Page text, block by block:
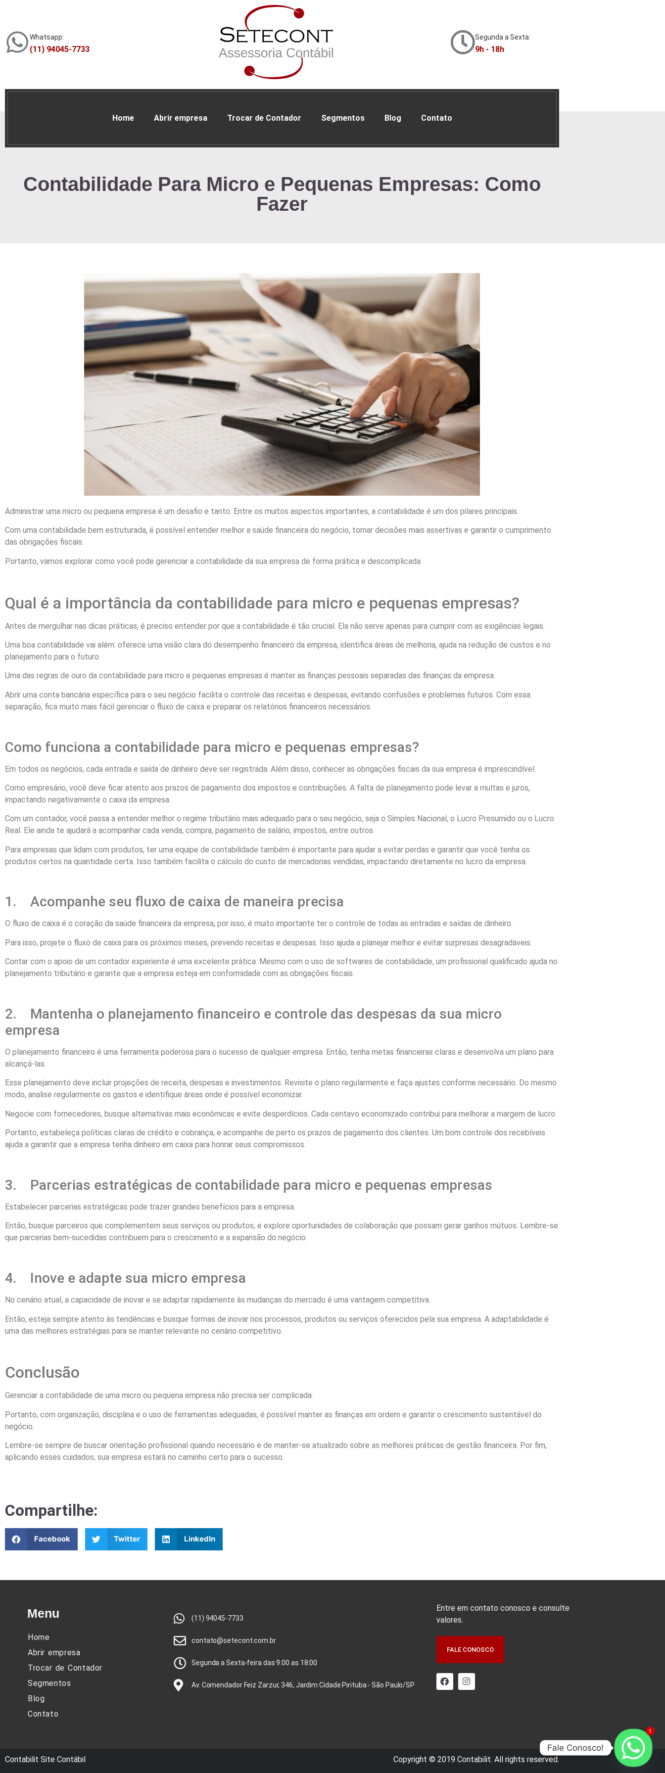
Whatsapp:
(11) 94045-7733
Segunda a Sexta:
9h - 18h
Home Abrir empresa Trocar de Contador Segmentos Blog Contato
Contabilidade Para Micro e Pequenas Empresas: Como
Fazer
Administrar uma micro ou pequena empresa é um desafio e tanto. Entre os muitos aspectos importantes, a contabilidade é um dos pilares principais.
Com uma contabilidade bem estruturada, é possível entender melhor a saúde financeira do negócio, tomar decisões mais assertivas e garantir o cumprimento
das obrigações fiscais.
Portanto, vamos explorar como você pode gerenciar a contabilidade da sua empresa de forma prática e descomplicada.
Qual é a importância da contabilidade para micro e pequenas empresas?
Antes de mergulhar nas dicas práticas, é preciso entender por que a contabilidade é tão crucial. Ela não serve apenas para cumprir com as exigências legais.
Uma boa contabilidade vai além: oferece uma visão clara do desempenho financeiro da empresa, identifica áreas de melhoria, ajuda na redução de custos e no
planejamento para o futuro.
Uma das regras de ouro da contabilidade para micro e pequenas empresas é manter as finanças pessoais separadas das finanças da empresa.
Abrir uma conta bancária específica para o seu negócio facilita o controle das receitas e despesas, evitando confusões e problemas futuros. Com essa
separação, fica muito mais fácil gerenciar o fluxo de caixa e preparar os relatórios financeiros necessários.
Como funciona a contabilidade para micro e pequenas empresas?
Em todos os negócios, cada entrada e saída de dinheiro deve ser registrada. Além disso, conhecer as obrigações fiscais da sua empresa é imprescindível.
Como empresário, você deve ficar atento aos prazos de pagamento dos impostos e contribuições. A falta de planejamento pode levar a multas e juros,
impactando negativamente o caixa da empresa.
Com um contador, você passa a entender melhor o regime tributário mais adequado para o seu negócio, seja o Simples Nacional, o Lucro Presumido ou o Lucro
Real. Ele ainda te ajudará a acompanhar cada venda, compra, pagamento de salário, impostos, entre outros.
Para empresas que lidam com produtos, ter uma equipe de contabilidade também é importante para ajudar a evitar perdas e garantir que você tenha os
produtos certos na quantidade certa. Isso também facilita o cálculo do custo de mercadorias vendidas, impactando diretamente no lucro da empresa.
1. Acompanhe seu fluxo de caixa de maneira precisa
O fluxo de caixa é o coração da saúde financeira da empresa, por isso, é muito importante ter o controle de todas as entradas e saídas de dinheiro.
Para isso, projete o fluxo de caixa para os próximos meses, prevendo receitas e despesas. Isso ajuda a planejar melhor e evitar surpresas desagradáveis.
Contar com o apoio de um contador experiente é uma excelente prática. Mesmo com o uso de softwares de contabilidade, um profissional qualificado ajuda no
planejamento tributário e garante que a empresa esteja em conformidade com as obrigações fiscais.
2. Mantenha o planejamento financeiro e controle das despesas da sua micro
empresa
O planejamento financeiro é uma ferramenta poderosa para o sucesso de qualquer empresa. Então, tenha metas financeiras claras e desenvolva um plano para
alcançá-las.
Esse planejamento deve incluir projeções de receita, despesas e investimentos. Revisite o plano regularmente e faça ajustes conforme necessário. Do mesmo
modo, analise regularmente os gastos e identifique áreas onde é possível economizar.
Negocie com fornecedores, busque alternativas mais econômicas e evite desperdícios. Cada centavo economizado contribui para melhorar a margem de lucro.
Portanto, estabeleça políticas claras de crédito e cobrança, e acompanhe de perto os prazos de pagamento dos clientes. Um bom controle dos recebíveis
ajuda a garantir que a empresa tenha dinheiro em caixa para honrar seus compromissos.
3. Parcerias estratégicas de contabilidade para micro e pequenas empresas
Estabelecer parcerias estratégicas pode trazer grandes benefícios para a empresa.
Então, busque parceiros que complementem seus serviços ou produtos, e explore oportunidades de colaboração que possam gerar ganhos mútuos. Lembre-se
que parcerias bem-sucedidas contribuem para o crescimento e a expansão do negócio.
4. Inove e adapte sua micro empresa
No cenário atual, a capacidade de inovar e se adaptar rapidamente às mudanças do mercado é uma vantagem competitiva.
Então, esteja sempre atento às tendências e busque formas de inovar nos processos, produtos ou serviços oferecidos pela sua empresa. A adaptabilidade é
uma das melhores estratégias para se manter relevante no cenário competitivo.
Conclusão
Gerenciar a contabilidade de uma micro ou pequena empresa não precisa ser complicada.
Portanto, com organização, disciplina e o uso de ferramentas adequadas, é possível manter as finanças em ordem e garantir o crescimento sustentável do
negócio.
Lembre-se sempre de buscar orientação profissional quando necessário e de manter-se atualizado sobre as melhores práticas de gestão financeira. Por fim,
aplicando esses cuidados, sua empresa estará no caminho certo para o sucesso.
Compartilhe:
Facebook Twitter LinkedIn
Menu
Home
Abrir empresa
Trocar de Contador
Segmentos
Blog
Contato
(11) 94045-7733
contato@setecont.com.br
Segunda a Sexta-feira das 9:00 as 18:00
Av. Comendador Feiz Zarzur, 346, Jardim Cidade Pirituba - São Paulo/SP
Entre em contato conosco e consulte
valores.
FALE CONOSCO
Contabilit Site Contábil Copyright © 2019 Contabilit. All rights reserved.
1
Fale Conosco!